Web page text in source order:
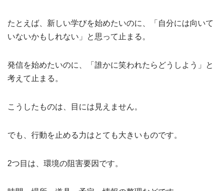
たとえば、新しい学びを始めたいのに、「自分には向いて
いないかもしれない」と思って止まる。
発信を始めたいのに、「誰かに笑われたらどうしよう」と
考えて止まる。
こうしたものは、目には見えません。
でも、行動を止める力はとても大きいものです。
2つ目は、環境の阻害要因です。